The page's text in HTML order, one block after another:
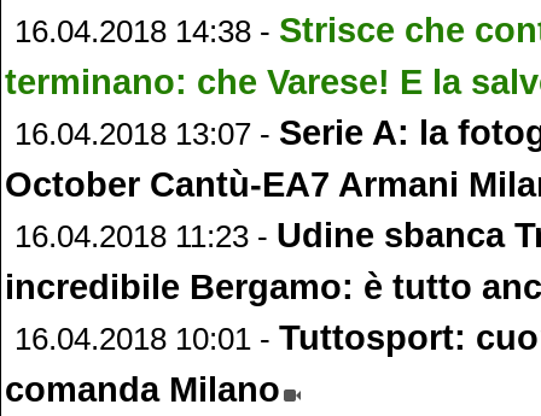
16.04.2018 14:38 - Strisce che
terminano: che Varese! E la
16.04.2018 13:07 - Serie A: la
October Cantù-EA7 Armani
16.04.2018 11:23 - Udine sbanca
incredibile Bergamo: è tutto
16.04.2018 10:01 - Tuttosport:
comanda Milano